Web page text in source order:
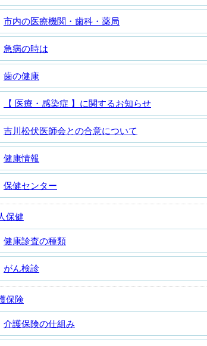
市内の医療機関・歯科・薬局
急病の時は
歯の健康
【 医療・感染症 】に関するお知らせ
吉川松伏医師会との合意について
健康情報
保健センター
保健
健康診査の種類
がん検診
保険
介護保険の仕組み